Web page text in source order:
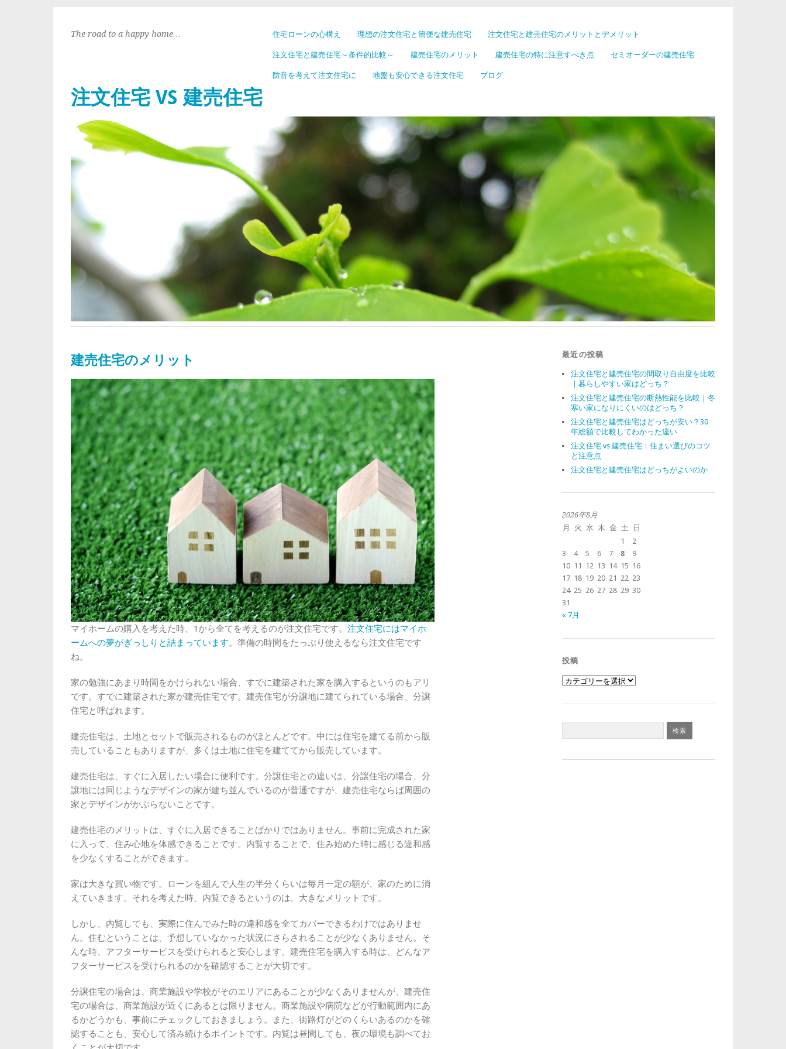
住宅ローンの心構え 理想の注文住宅と簡便な建売住宅 注文住宅と建売住宅のメリットとデメリット
注文住宅と建売住宅～条件的比較～ 建売住宅のメリット 建売住宅の特に注意すべき点 セミオーダーの建売住宅
防音を考えて注文住宅に 地盤も安心できる注文住宅 ブログ
注文住宅 VS 建売住宅
The road to a happy home…
建売住宅のメリット
マイホームの購入を考えた時、1から全てを考えるのが注文住宅です。 注文住宅にはマイホ
ームへの夢がぎっしりと詰まっています。準備の時間をたっぷり使えるなら注文住宅です
ね。
家の勉強にあまり時間をかけられない場合、すでに建築された家を購入するというのもアリ
です。すでに建築された家が建売住宅です。建売住宅が分譲地に建てられている場合、分譲
住宅と呼ばれます。
建売住宅は、土地とセットで販売されるものがほとんどです。中には住宅を建てる前から販
売していることもありますが、多くは土地に住宅を建ててから販売しています。
建売住宅は、すぐに入居したい場合に便利です。分譲住宅との違いは、分譲住宅の場合、分
譲地には同じようなデザインの家が建ち並んでいるのが普通ですが、建売住宅ならば周囲の
家とデザインがかぶらないことです。
建売住宅のメリットは、すぐに入居できることばかりではありません。事前に完成された家
に入って、住み心地を体感できることです。内覧することで、住み始めた時に感じる違和感
を少なくすることができます。
家は大きな買い物です。ローンを組んで人生の半分くらいは毎月一定の額が、家のために消
えていきます。それを考えた時、内覧できるというのは、大きなメリットです。
しかし、内覧しても、実際に住んでみた時の違和感を全てカバーできるわけではありませ
ん。住むということは、予想していなかった状況にさらされることが少なくありません。そ
んな時、アフターサービスを受けられると安心します。建売住宅を購入する時は、どんなア
フターサービスを受けられるのかを確認することが大切です。
分譲住宅の場合は、商業施設や学校がそのエリアにあることが少なくありませんが、建売住
宅の場合は、商業施設が近くにあるとは限りません。商業施設や病院などが行動範囲内にあ
るかどうかも、事前にチェックしておきましょう。また、街路灯がどのくらいあるのかを確
認することも、安心して済み続けるポイントです。内覧は昼間しても、夜の環境も調べてお
最近の投稿
注文住宅と建売住宅の間取り自由度を比較
｜暮らしやすい家はどっち？
注文住宅と建売住宅の断熱性能を比較｜冬
寒い家になりにくいのはどっち？
注文住宅と建売住宅はどっちが安い？30
年総額で比較してわかった違い
注文住宅 vs 建売住宅：住まい選びのコツ
と注意点
注文住宅と建売住宅はどっちがよいのか
2026年8月
月
火 水 木 金 土
日
1
2
3
4 5 6 7 8
9
10 11 12 13 14 15 16
17 18 19 20 21 22 23
24 25 26 27 28 29 30
31
« 7月
投稿
投
稿